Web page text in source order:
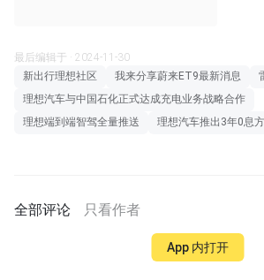
最后编辑于 · 2024-11-30
新出行理想社区
我来分享蔚来ET9最新消息
理想汽车与中国石化正式达成充电业务战略合作
理想端到端智驾全量推送
理想汽车推出3年0息
全部评论 只看作者
App 内打开